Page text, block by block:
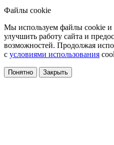
Файлы cookie
Мы используем файлы cookie
улучшить работу сайта и
возможностей. Продолжая
с условиями использования
Понятно Закрыть